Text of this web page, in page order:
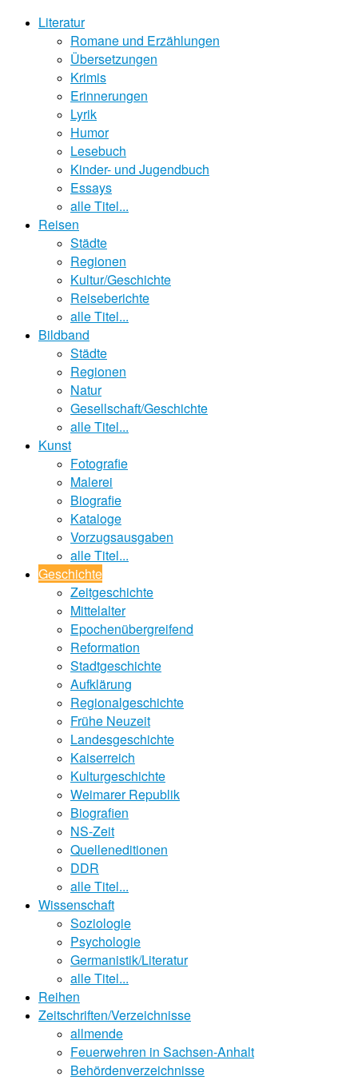
Literatur
Romane und Erzählungen
Übersetzungen
Krimis
Erinnerungen
Lyrik
Humor
Lesebuch
Kinder- und Jugendbuch
Essays
alle Titel...
Reisen
Städte
Regionen
Kultur/Geschichte
Reiseberichte
alle Titel...
Bildband
Städte
Regionen
Natur
Gesellschaft/Geschichte
alle Titel...
Kunst
Fotografie
Malerei
Biografie
Kataloge
Vorzugsausgaben
alle Titel...
Geschichte
Zeitgeschichte
Mittelalter
Epochenübergreifend
Reformation
Stadtgeschichte
Aufklärung
Regionalgeschichte
Frühe Neuzeit
Landesgeschichte
Kaiserreich
Kulturgeschichte
Weimarer Republik
Biografien
NS-Zeit
Quelleneditionen
DDR
alle Titel...
Wissenschaft
Soziologie
Psychologie
Germanistik/Literatur
alle Titel...
Reihen
Zeitschriften/Verzeichnisse
allmende
Feuerwehren in Sachsen-Anhalt
Behördenverzeichnisse